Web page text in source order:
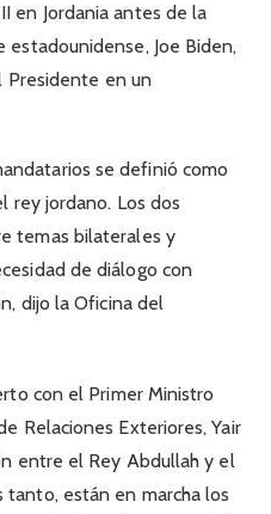
en Jordania antes de la
Joe Biden,
Presidente en un
se definió como
rey jordano. Los dos
temas bilaterales y
de diálogo con
dijo la Oficina del
con el Primer Ministro
Relaciones Exteriores, Yair
entre el Rey Abdullah y el
están en marcha los